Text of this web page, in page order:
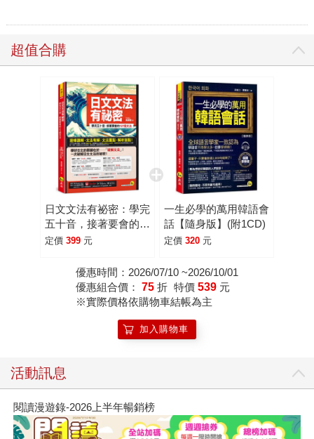
超值合購
日文文法有祕密：學完
五十音，接著要會的
127個文法(附「Youtor
定價 399 元
一生必學的萬用韓語會
話【隨身版】(附1CD)
定價 320 元
優惠時間：2026/07/10 ~2026/10/01
優惠組合價： 75 折 特價 539 元
※實際價格依購物車結帳為主
加入購物車
活動訊息
閱讀漫遊錄-2026上半年暢銷榜